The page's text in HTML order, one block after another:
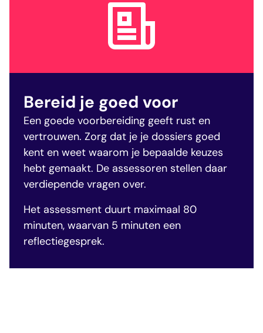
Bereid je goed voor
Een goede voorbereiding geeft rust en
vertrouwen. Zorg dat je je dossiers goed
kent en weet waarom je bepaalde keuzes
hebt gemaakt. De assessoren stellen daar
verdiepende vragen over.
Het assessment duurt maximaal 80
minuten, waarvan 5 minuten een
reflectiegesprek.